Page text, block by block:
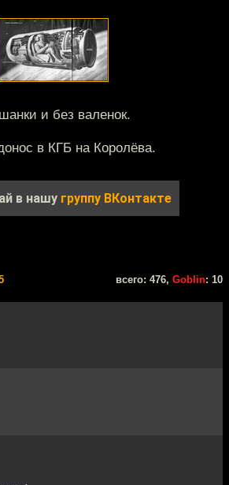
и без валенок.
в КГБ на Королёва.
в нашу группу ВКонтакте
всего: 476, Goblin: 10